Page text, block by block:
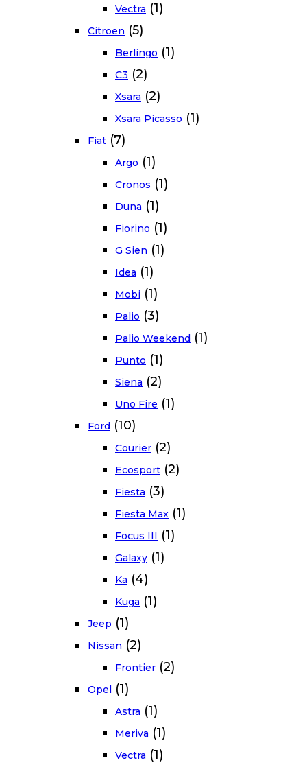
Vectra (1)
Citroen (5)
Berlingo (1)
C3 (2)
Xsara (2)
Xsara Picasso (1)
Fiat (7)
Argo (1)
Cronos (1)
Duna (1)
Fiorino (1)
G Sien (1)
Idea (1)
Mobi (1)
Palio (3)
Palio Weekend (1)
Punto (1)
Siena (2)
Uno Fire (1)
Ford (10)
Courier (2)
Ecosport (2)
Fiesta (3)
Fiesta Max (1)
Focus III (1)
Galaxy (1)
Ka (4)
Kuga (1)
Jeep (1)
Nissan (2)
Frontier (2)
Opel (1)
Astra (1)
Meriva (1)
Vectra (1)